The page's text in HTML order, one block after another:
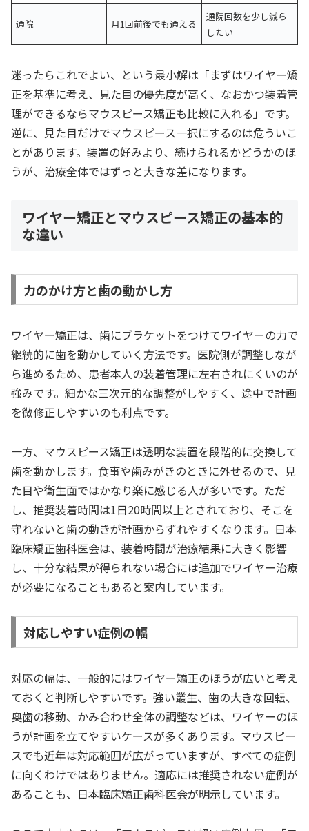
通院 月1回前後でも通える
通院回数を少し減ら
したい
迷ったらこれでよい、という最小解は「まずはワイヤー矯
正を基準に考え、見た目の優先度が高く、なおかつ装着管
理ができるならマウスピース矯正も比較に入れる」です。
逆に、見た目だけでマウスピース一択にするのは危ういこ
とがあります。装置の好みより、続けられるかどうかのほ
うが、治療全体ではずっと大きな差になります。
ワイヤー矯正とマウスピース矯正の基本的
な違い
力のかけ方と歯の動かし方
ワイヤー矯正は、歯にブラケットをつけてワイヤーの力で
継続的に歯を動かしていく方法です。医院側が調整しなが
ら進めるため、患者本人の装着管理に左右されにくいのが
強みです。細かな三次元的な調整がしやすく、途中で計画
を微修正しやすいのも利点です。
一方、マウスピース矯正は透明な装置を段階的に交換して
歯を動かします。食事や歯みがきのときに外せるので、見
た目や衛生面ではかなり楽に感じる人が多いです。ただ
し、推奨装着時間は1日20時間以上とされており、そこを
守れないと歯の動きが計画からずれやすくなります。日本
臨床矯正歯科医会は、装着時間が治療結果に大きく影響
し、十分な結果が得られない場合には追加でワイヤー治療
が必要になることもあると案内しています。
対応しやすい症例の幅
対応の幅は、一般的にはワイヤー矯正のほうが広いと考え
ておくと判断しやすいです。強い叢生、歯の大きな回転、
奥歯の移動、かみ合わせ全体の調整などは、ワイヤーのほ
うが計画を立てやすいケースが多くあります。マウスピー
スでも近年は対応範囲が広がっていますが、すべての症例
に向くわけではありません。適応には推奨されない症例が
あることも、日本臨床矯正歯科医会が明示しています。